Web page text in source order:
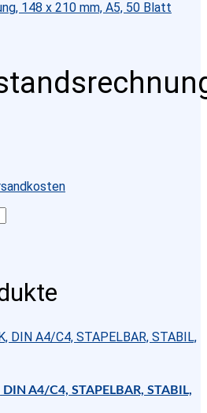
DIN A4/C4, STAPELBAR, STABIL,